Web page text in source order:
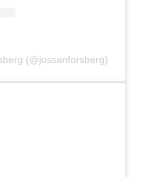
(@jossanforsberg)